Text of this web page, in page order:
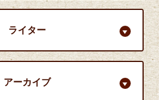
ライター
アーカイブ